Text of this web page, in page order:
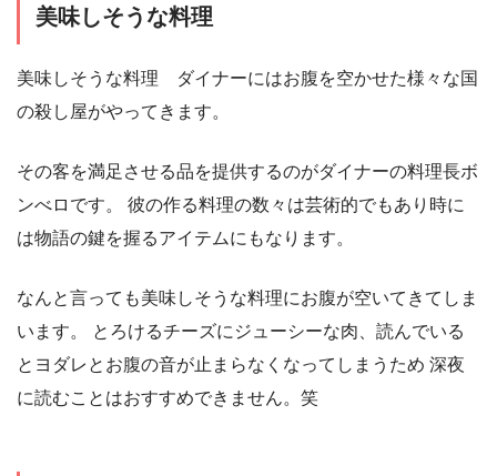
美味しそうな料理
美味しそうな料理 ダイナーにはお腹を空かせた様々な国
の殺し屋がやってきます。
その客を満足させる品を提供するのがダイナーの料理長ボ
ンべロです。 彼の作る料理の数々は芸術的でもあり時に
は物語の鍵を握るアイテムにもなります。
なんと言っても美味しそうな料理にお腹が空いてきてしま
います。 とろけるチーズにジューシーな肉、読んでいる
とヨダレとお腹の音が止まらなくなってしまうため 深夜
に読むことはおすすめできません。笑